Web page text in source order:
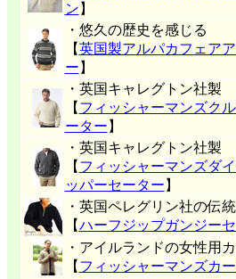
ン 】
・悠久の歴史を感じる
【英国製アルパカフェア
ー 】
・英国キャレグトン社製
【 フィッシャーマンズク
ーター 】
・英国キャレグトン社製
【 フィッシャーマンズダ
ッパーセーター 】
・英国ペレグリン社の伝
【ハーフジップガンジー
・アイルランドの女性用
【 フィッシャーマンズカ